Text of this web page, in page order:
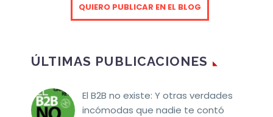
QUIERO PUBLICAR EN EL BLOG
ÚLTIMAS PUBLICACIONES
El B2B no existe: Y otras verdades
incómodas que nadie te contó